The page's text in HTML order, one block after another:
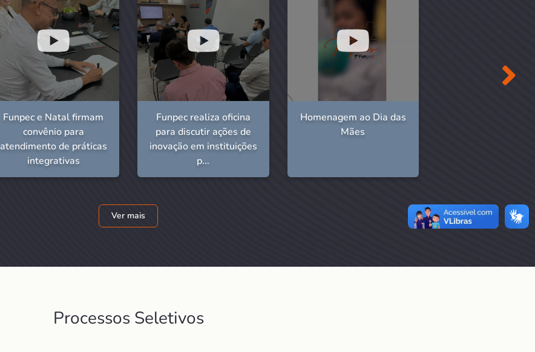
Funpec e Natal firmam
convênio para
atendimento de práticas
integrativas
Funpec realiza oficina
para discutir ações de
inovação em instituições
p...
Homenagem ao Dia das
Mães
Ver mais
Processos Seletivos